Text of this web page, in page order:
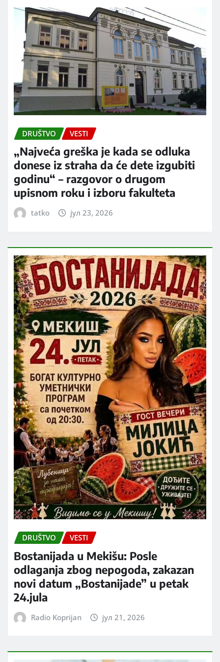
DRUŠTVO VESTI
„Najveća greška je kada se odluka
donese iz straha da će dete izgubiti
godinu“ – razgovor o drugom
upisnom roku i izboru fakulteta
tatko јул 23, 2026
DRUŠTVO VESTI
Bostanijada u Mekišu: Posle
odlaganja zbog nepogoda, zakazan
novi datum „Bostanijade” u petak
24.jula
Radio Koprijan јул 21, 2026